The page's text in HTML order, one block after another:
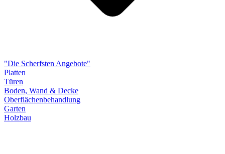
"Die Scherfsten Angebote"
Platten
Türen
Boden, Wand & Decke
Oberflächenbehandlung
Garten
Holzbau